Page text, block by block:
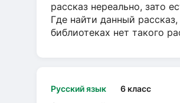
рассказ нереально, зато
Где найти данный
библиотеках нет такого
Русский язык 6 класс